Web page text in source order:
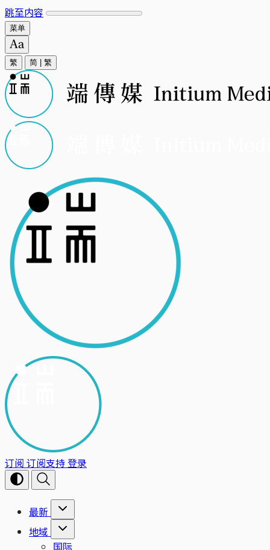
跳至内容
菜单
繁 简 繁
订阅 订阅支持登录
最新
地域
国际